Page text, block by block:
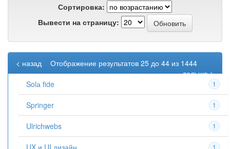
Сортировка:
Вывести на страницу:
Отображение результатов 25 до 44 из 1444
< назад
дальше >
Solа fide
1
Springer 1
Ulrichwebs 1
UX и UI дизайн 1